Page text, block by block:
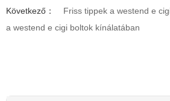
Következő：
Friss tippek a westend e
a westend e cigi boltok kínálatában